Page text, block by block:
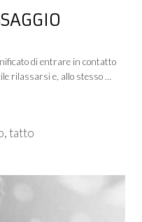
di entrare in contatto
rilassarsi e, allo stesso …
,tatto